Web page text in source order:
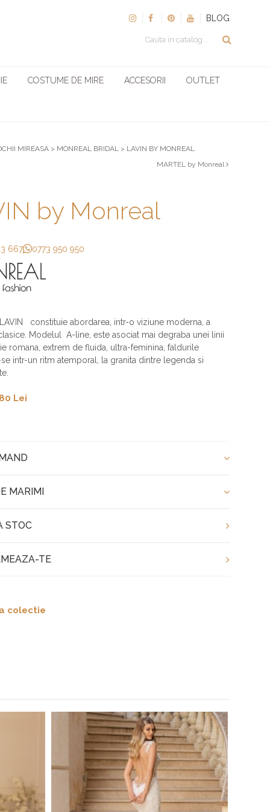
BLOG
COSTUME DE MIRE ACCESORII OUTLET
MIREASA > MONREAL BRIDAL > LAVIN BY MONREAL
MARTEL by Monreal
by Monreal
667 0773 950 950
constituie abordarea, intr-o viziune moderna, a
Modelul A-line, este asociat mai degraba unei linii
romana, extrem de fluida, ultra-feminina, faldurile
intr-un ritm atemporal, la granita dintre legenda si
Lei
MARIMI
STOC
TE
colectie